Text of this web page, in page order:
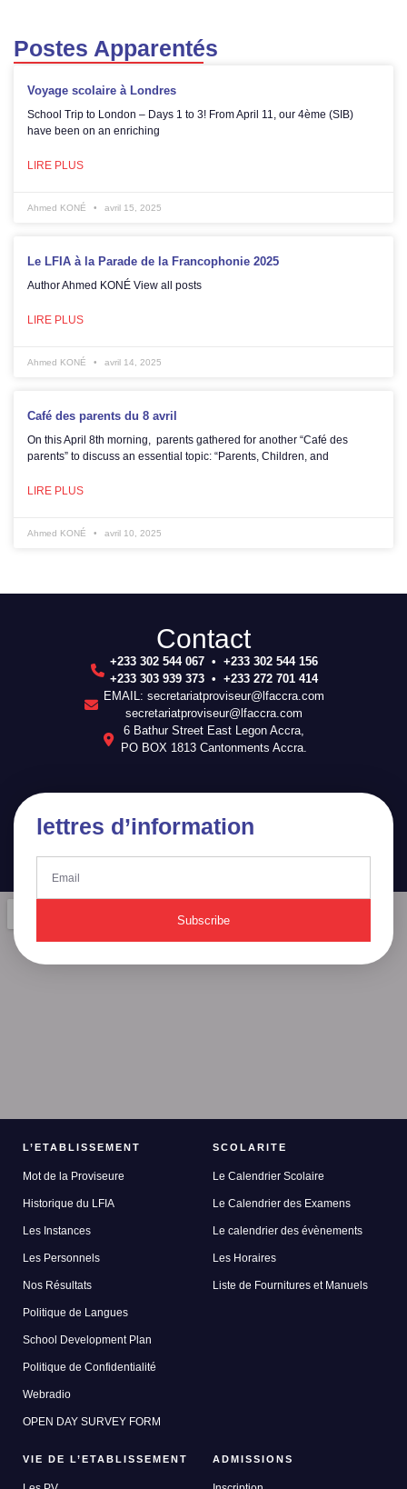
Postes Apparentés
Voyage scolaire à Londres
School Trip to London – Days 1 to 3! From April 11, our 4ème (SIB)
have been on an enriching
LIRE PLUS
Ahmed KONÉ avril 15, 2025
Le LFIA à la Parade de la Francophonie 2025
Author Ahmed KONÉ View all posts
LIRE PLUS
Ahmed KONÉ avril 14, 2025
Café des parents du 8 avril
On this April 8th morning, parents gathered for another “Café des
parents” to discuss an essential topic: “Parents, Children, and
LIRE PLUS
Ahmed KONÉ avril 10, 2025
Contact
+233 302 544 067 • +233 302 544 156
+233 303 939 373 • +233 272 701 414
EMAIL: secretariatproviseur@lfaccra.com
secretariatproviseur@lfaccra.com
6 Bathur Street East Legon Accra,
PO BOX 1813 Cantonments Accra.
lettres d’information
Subscribe
L’ETABLISSEMENT
Mot de la Proviseure
Historique du LFIA
Les Instances
Les Personnels
Nos Résultats
Politique de Langues
School Development Plan
Politique de Confidentialité
Webradio
OPEN DAY SURVEY FORM
SCOLARITE
Le Calendrier Scolaire
Le Calendrier des Examens
Le calendrier des évènements
Les Horaires
Liste de Fournitures et Manuels
ADMISSIONS
VIE DE L’ETABLISSEMENT